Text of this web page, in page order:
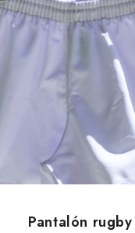
Pantalón rugby